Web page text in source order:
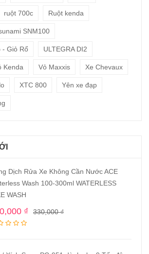
ruột 700c Ruột kenda
SNM100
- Giỏ Rổ ULTEGRA DI2
Kenda Vỏ Maxxis Xe Chevaux
XTC 800 Yên xe đạp
Dịch Rửa Xe Không Cần Nước ACE
Wash 100-300ml WATERLESS
WASH
330,000₫
₫